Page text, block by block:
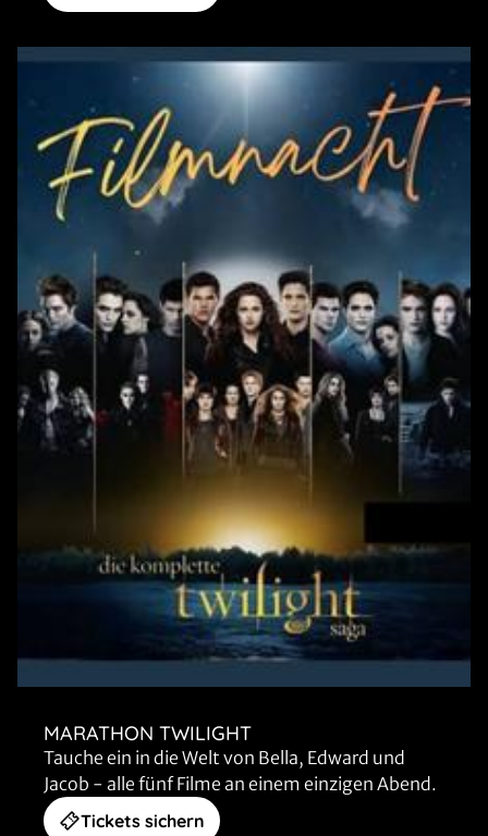
MARATHON TWILIGHT
Tauche ein in die Welt von Bella, Edward und
Jacob - alle fünf Filme an einem einzigen Abend.
Tickets sichern